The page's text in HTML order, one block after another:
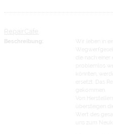
Beschreibung:
die nach
problemlos
könnten,
ersetzt. Das
Von
übersteigen
Wert des
uns zum